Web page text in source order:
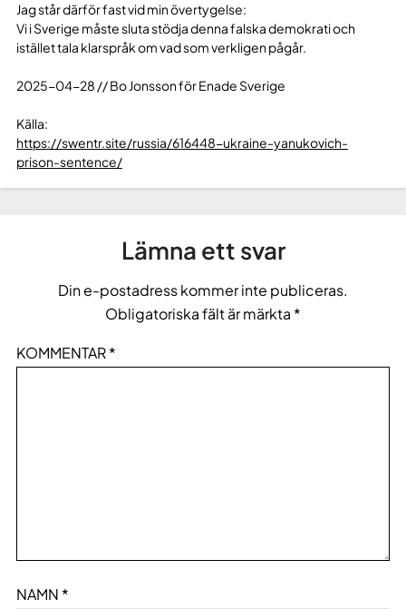
Jag står därför fast vid min övertygelse:
Vi i Sverige måste sluta stödja denna falska demokrati och
istället tala klarspråk om vad som verkligen pågår.
2025-04-28 // Bo Jonsson för Enade Sverige
Källa:
https://swentr.site/russia/616448-ukraine-yanukovich-
prison-sentence/
Lämna ett svar
Din e-postadress kommer inte publiceras.
Obligatoriska fält är märkta *
KOMMENTAR*
NAMN *